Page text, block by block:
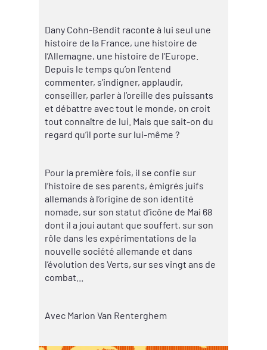
Dany Cohn-Bendit raconte à lui seul une
histoire de la France, une histoire de
l’Allemagne, une histoire de l’Europe.
Depuis le temps qu’on l’entend
commenter, s’indigner, applaudir,
conseiller, parler à l’oreille des puissants
et débattre avec tout le monde, on croit
tout connaître de lui. Mais que sait-on du
regard qu’il porte sur lui-même ?
Pour la première fois, il se confie sur
l’histoire de ses parents, émigrés juifs
allemands à l’origine de son identité
nomade, sur son statut d’icône de Mai 68
dont il a joui autant que souffert, sur son
rôle dans les expérimentations de la
nouvelle société allemande et dans
l’évolution des Verts, sur ses vingt ans de
combat...
Avec Marion Van Renterghem